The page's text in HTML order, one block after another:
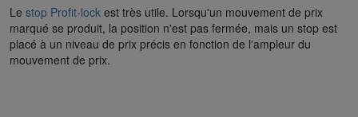
Le stop Profit-lock est très utile. Lorsqu'un mouvement de prix
marqué se produit, la position n'est pas fermée, mais un stop est
placé à un niveau de prix précis en fonction de l'ampleur du
mouvement de prix.